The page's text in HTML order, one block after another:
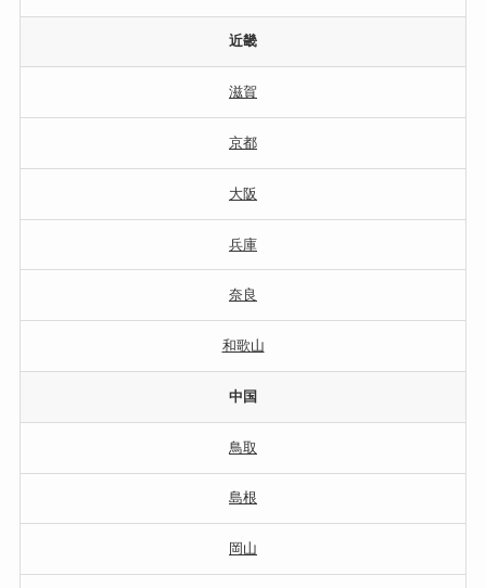
近畿
滋賀
京都
大阪
兵庫
奈良
和歌山
中国
鳥取
島根
岡山